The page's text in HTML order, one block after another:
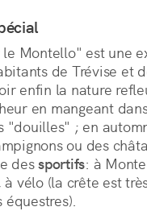
Montello" est une
de Trévise et
enfin la nature
en mangeant
"douilles" ; en
ou des
des sportifs: à
vélo (la crête est
équestres).